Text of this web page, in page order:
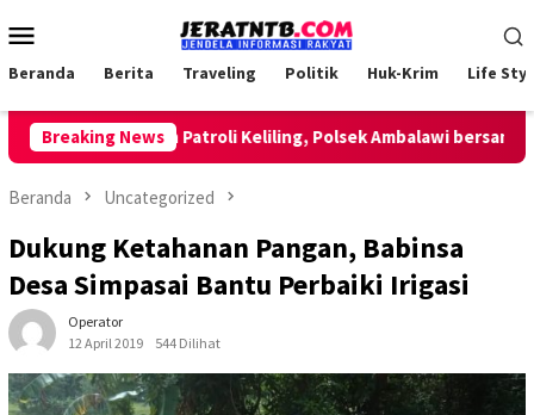
ke
Mobile
Beranda Berita Traveling Politik Huk-Krim Life
Breaking News
Lakukan Patroli Keliling, Polsek Ambalawi bersama TNI
Beranda Uncategorized
Dukung Ketahanan Pangan, Babinsa
Desa Simpasai Bantu Perbaiki Irigasi
Operator
12 April 2019
544 Dilihat